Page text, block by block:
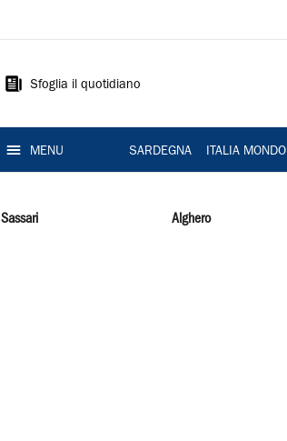
Sardegna
Sfoglia il quotidiano
MENU SARDEGNA ITALIA MONDO
Sassari Alghero